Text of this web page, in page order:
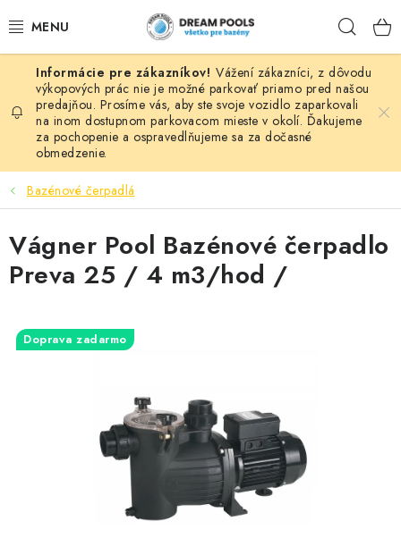
na
BAZÉNY
VÍRIVKY
ASEKO PRÍSLUŠENSTVO
NÁHRADNÉ DIELY
VÝPREDAJ
Vážení zákazníci, z dôvodu
výkopových prác nie je možné parkovať priamo pred našou
predajňou. Prosíme vás, aby ste svoje vozidlo zaparkovali
na inom dostupnom parkovacom mieste v okolí. Ďakujeme
za pochopenie a ospravedlňujeme sa za dočasné
obmedzenie.
Bazénové čerpadlá
Vágner Pool Bazénové čerpadlo
Preva 25 / 4 m3/hod /
Doprava zadarmo